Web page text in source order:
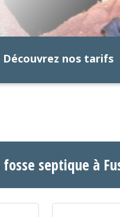
Découvrez nos tarifs
septique à